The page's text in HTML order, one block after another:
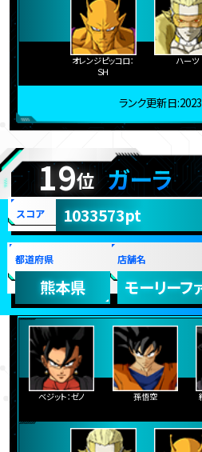
オレンジピッコロ：
ＳＨ
ハーツ
ランク更新日
19位 ガーラ
スコア 1033573pt
都道府県
熊本県
店舗名
モーリーフ
ベジット：ゼノ 孫悟空